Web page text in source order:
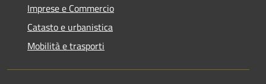
Imprese e Commercio
Catasto e urbanistica
Mobilità e trasporti